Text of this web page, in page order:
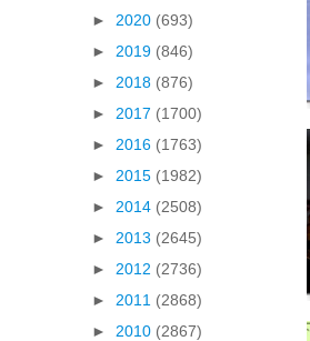
► 2020 (693)
► 2019 (846)
► 2018 (876)
► 2017 (1700)
► 2016 (1763)
► 2015 (1982)
► 2014 (2508)
► 2013 (2645)
► 2012 (2736)
► 2011 (2868)
► 2010 (2867)